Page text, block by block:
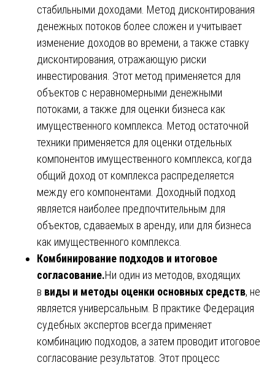
стабильными доходами. Метод дисконтирования
денежных потоков более сложен и учитывает
изменение доходов во времени, а также ставку
дисконтирования, отражающую риски
инвестирования. Этот метод применяется для
объектов с неравномерными денежными
потоками, а также для оценки бизнеса как
имущественного комплекса. Метод остаточной
техники применяется для оценки отдельных
компонентов имущественного комплекса, когда
общий доход от комплекса распределяется
между его компонентами. Доходный подход
является наиболее предпочтительным для
объектов, сдаваемых в аренду, или для бизнеса
как имущественного комплекса.
Комбинирование подходов и итоговое
согласование.Ни один из методов, входящих
в виды и методы оценки основных средств, не
является универсальным. В практике Федерация
судебных экспертов всегда применяет
комбинацию подходов, а затем проводит итоговое
согласование результатов. Этот процесс